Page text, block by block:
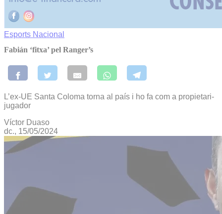
Esports Nacional
Fabián ‘fitxa’ pel Ranger’s
L’ex-UE Santa Coloma torna al país i ho fa com a propietari-
jugador
Víctor Duaso
dc., 15/05/2024